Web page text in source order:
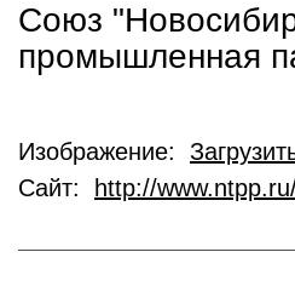
Союз
промышленная
Изображение:
Сайт:
http://